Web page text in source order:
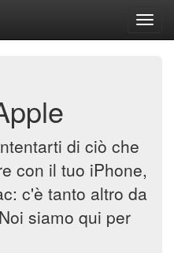
di ciò che
con il tuo iPhone,
c'è tanto altro da
siamo qui per